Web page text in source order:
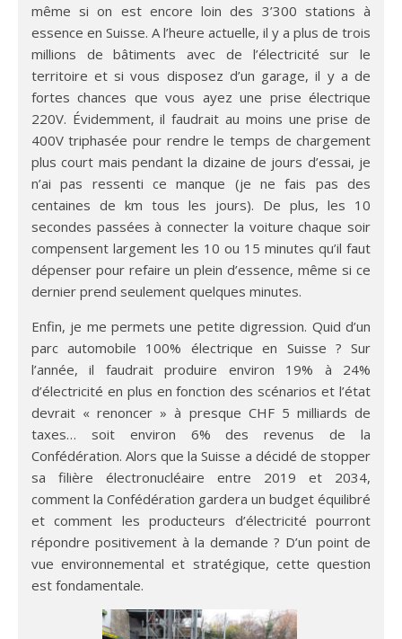
même si on est encore loin des 3’300 stations à
essence en Suisse. A l’heure actuelle, il y a plus de trois
millions de bâtiments avec de l’électricité sur le
territoire et si vous disposez d’un garage, il y a de
fortes chances que vous ayez une prise électrique
220V. Évidemment, il faudrait au moins une prise de
400V triphasée pour rendre le temps de chargement
plus court mais pendant la dizaine de jours d’essai, je
n’ai pas ressenti ce manque (je ne fais pas des
centaines de km tous les jours). De plus, les 10
secondes passées à connecter la voiture chaque soir
compensent largement les 10 ou 15 minutes qu’il faut
dépenser pour refaire un plein d’essence, même si ce
dernier prend seulement quelques minutes.
Enfin, je me permets une petite digression. Quid d’un
parc automobile 100% électrique en Suisse ? Sur
l’année, il faudrait produire environ 19% à 24%
d’électricité en plus en fonction des scénarios et l’état
devrait « renoncer » à presque CHF 5 milliards de
taxes… soit environ 6% des revenus de la
Confédération. Alors que la Suisse a décidé de stopper
sa filière électronucléaire entre 2019 et 2034,
comment la Confédération gardera un budget équilibré
et comment les producteurs d’électricité pourront
répondre positivement à la demande ? D’un point de
vue environnemental et stratégique, cette question
est fondamentale.